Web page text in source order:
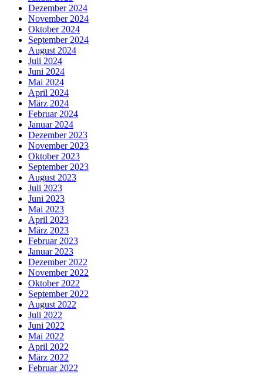
Dezember 2024
November 2024
Oktober 2024
September 2024
August 2024
Juli 2024
Juni 2024
Mai 2024
April 2024
März 2024
Februar 2024
Januar 2024
Dezember 2023
November 2023
Oktober 2023
September 2023
August 2023
Juli 2023
Juni 2023
Mai 2023
April 2023
März 2023
Februar 2023
Januar 2023
Dezember 2022
November 2022
Oktober 2022
September 2022
August 2022
Juli 2022
Juni 2022
Mai 2022
April 2022
März 2022
Februar 2022